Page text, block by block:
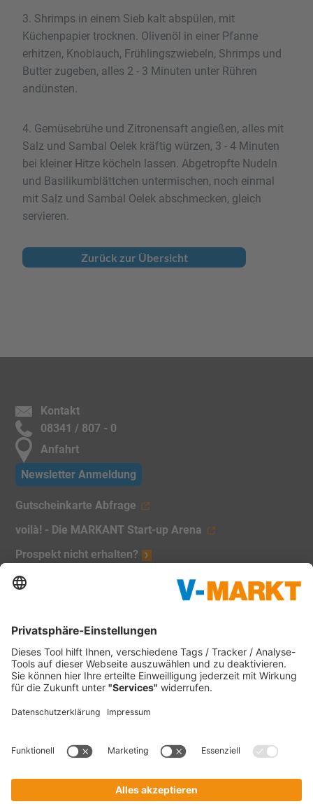
3. Shrimps in einem Sieb kalt abspülen, mit
Küchenpapier trocknen. Olivenöl in einer Pfanne
erhitzen, Knoblauch, Frühlingszwiebeln, Shrimps und
Butter zugeben, alles 2 - 3 Minuten unter Rühren
andünsten.
4. Gemüsebrühe und Zitronensaft angießen, alles mit
Salz und Sambal Oelek kräftig würzen, 3 - 4 Minuten
bei kleiner Hitze köcheln lassen. Abgetropfte Nudeln
und Basilikumblättchen untermischen, noch einmal
mit Salz und Sambal Oelek abschmecken, gleich
servieren.
Zurück zur Übersicht
Kontakt
08341 / 807 - 0
Anfahrt
Newsletter Anmeldung
Gutscheinkarte Abfrage
voilà! - Die MARKANT Start-up Arena
Prospekt nicht erhalten?
Unsere Marken:
Christl's Modemarkt
V-Baumarkt Onlineshop
1865 Outdoor
V-mini
Impressum